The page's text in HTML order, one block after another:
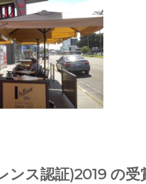
ス認証)2019 の受